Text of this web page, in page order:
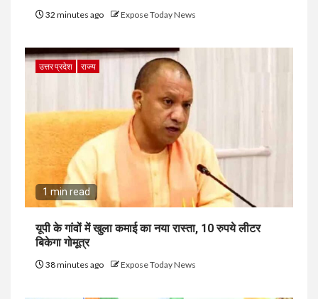
32 minutes ago Expose Today News
उत्तर प्रदेश राज्य
1 min read
यूपी के गांवों में खुला कमाई का नया रास्ता, 10 रुपये लीटर
बिकेगा गोमूत्र
38 minutes ago Expose Today News